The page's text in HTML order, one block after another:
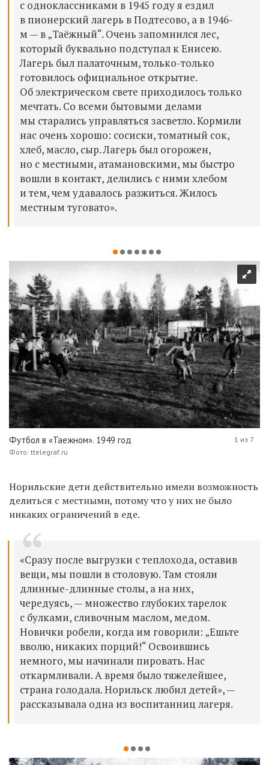
с одноклассниками в 1945 году я ездил
в пионерский лагерь в Подтесово, а в 1946-
м — в „Таёжный“. Очень запомнился лес,
который буквально подступал к Енисею.
Лагерь был палаточным, только-только
готовилось официальное открытие.
Об электрическом свете приходилось только
мечтать. Со всеми бытовыми делами
мы старались управляться засветло. Кормили
нас очень хорошо: сосиски, томатный сок,
хлеб, масло, сыр. Лагерь был огорожен,
но с местными, атамановскими, мы быстро
вошли в контакт, делились с ними хлебом
и тем, чем удавалось разжиться. Жилось
местным туговато».
Футбол в «Таежном». 1949 год
Фото: ttelegraf.ru
1 из 7
Норильские дети действительно имели возможность
делиться с местными, потому что у них не было
никаких ограничений в еде.
«Сразу после выгрузки с теплохода, оставив
вещи, мы пошли в столовую. Там стояли
длинные-длинные столы, а на них,
чередуясь, — множество глубоких тарелок
с булками, сливочным маслом, медом.
Новички робели, когда им говорили: „Ешьте
вволю, никаких порций!“ Освоившись
немного, мы начинали пировать. Нас
откармливали. А время было тяжелейшее,
страна голодала. Норильск любил детей», —
рассказывала одна из воспитанниц лагеря.